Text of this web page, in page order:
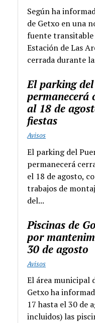
Según ha
de Getxo en una
fuente transitable
Estación de Las
cerrada durante
El parking
permanecerá
al 18 de
fiestas
Avisos
El parking del
permanecerá
el 18 de agosto,
trabajos de
del...
Piscinas de
por
30 de agosto
Avisos
El área municipal
Getxo ha
17 hasta el 30 de
incluidos) las